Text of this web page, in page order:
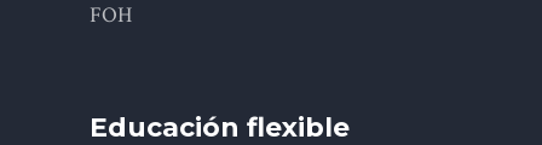
FOH
Educación flexible